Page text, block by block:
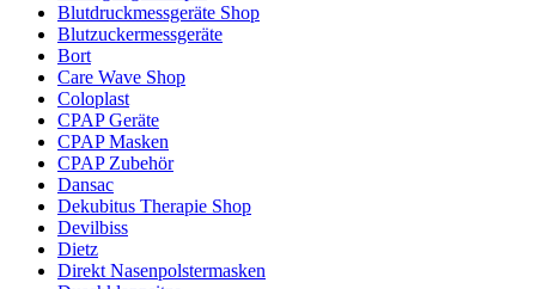
Blutdruckmessgeräte Shop
Blutzuckermessgeräte
Bort
Care Wave Shop
Coloplast
CPAP Geräte
CPAP Masken
CPAP Zubehör
Dansac
Dekubitus Therapie Shop
Devilbiss
Dietz
Direkt Nasenpolstermasken